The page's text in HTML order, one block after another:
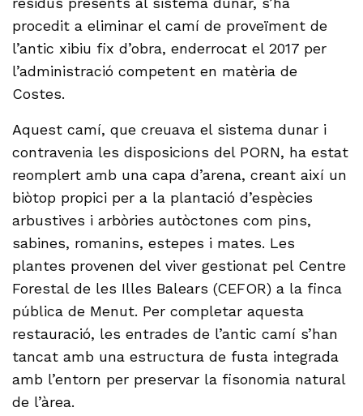
procedit a eliminar el camí de proveïment de
l’antic xibiu fix d’obra, enderrocat el 2017 per
l’administració competent en matèria de
Costes.
Aquest camí, que creuava el sistema dunar i
contravenia les disposicions del PORN, ha estat
reomplert amb una capa d’arena, creant així un
biòtop propici per a la plantació d’espècies
arbustives i arbòries autòctones com pins,
sabines, romanins, estepes i mates. Les
plantes provenen del viver gestionat pel Centre
Forestal de les Illes Balears (CEFOR) a la finca
pública de Menut. Per completar aquesta
restauració, les entrades de l’antic camí s’han
tancat amb una estructura de fusta integrada
amb l’entorn per preservar la fisonomia natural
de l’àrea.